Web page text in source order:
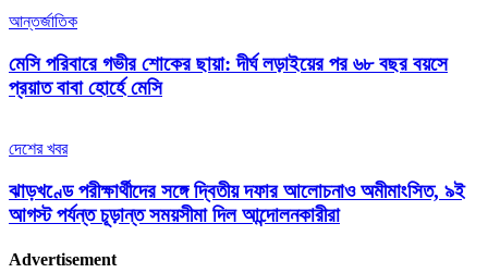
আন্তর্জাতিক
মেসি পরিবারে গভীর শোকের ছায়া: দীর্ঘ লড়াইয়ের পর ৬৮ বছর বয়সে
প্রয়াত বাবা হোর্হে মেসি
দেশের খবর
ঝাড়খণ্ডে পরীক্ষার্থীদের সঙ্গে দ্বিতীয় দফার আলোচনাও অমীমাংসিত, ৯ই
আগস্ট পর্যন্ত চূড়ান্ত সময়সীমা দিল আন্দোলনকারীরা
Advertisement